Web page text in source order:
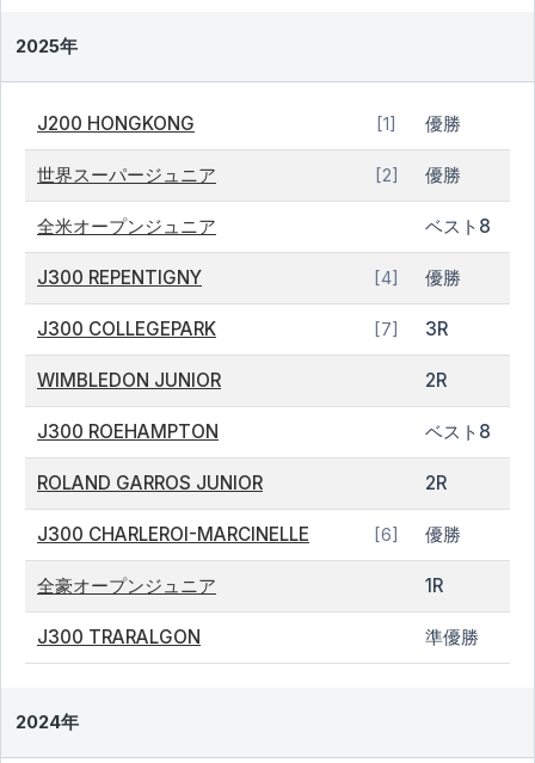
2025年
J200 HONGKONG [1] 優勝
世界スーパージュニア [2] 優勝
全米オープンジュニア ベスト8
J300 REPENTIGNY [4] 優勝
J300 COLLEGEPARK [7] 3R
WIMBLEDON JUNIOR 2R
J300 ROEHAMPTON ベスト8
ROLAND GARROS JUNIOR 2R
J300 CHARLEROI-MARCINELLE [6] 優勝
全豪オープンジュニア 1R
J300 TRARALGON 準優勝
2024年